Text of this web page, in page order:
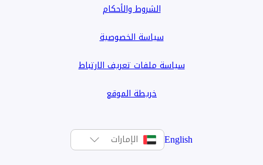
الشروط والأحكام
سياسة الخصوصية
سياسة ملفات تعريف الارتباط
خريطة الموقع
English الإمارات